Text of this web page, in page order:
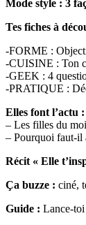
Mode style : 3
Tes fiches à
-FORME :
-CUISINE : Ton
-GEEK : 4
-PRATIQUE :
Elles font l’actu :
– Les filles du
– Pourquoi faut-il
Récit « Elle
Ça buzze : ciné,
Guide : Lance-